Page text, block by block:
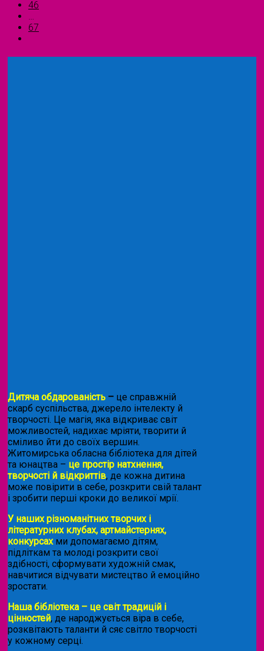
46
…
67
Дитяча обдарованість – це справжній
скарб суспільства, джерело інтелекту й
творчості. Це магія, яка відкриває світ
можливостей, надихає мріяти, творити й
сміливо йти до своїх вершин.
Житомирська обласна бібліотека для дітей
та юнацтва – це простір натхнення,
творчості й відкриттів, де кожна дитина
може повірити в себе, розкрити свій талант
і зробити перші кроки до великої мрії.
У наших різноманітних творчих і
літературних клубах, артмайстернях,
конкурсахми допомагаємо дітям,
підліткам та молоді розкрити свої
здібності, сформувати художній смак,
навчитися відчувати мистецтво й емоційно
зростати.
Наша бібліотека – це світ традицій і
цінностей, де народжується віра в себе,
розквітають таланти й сяє світло творчості
у кожному серці.